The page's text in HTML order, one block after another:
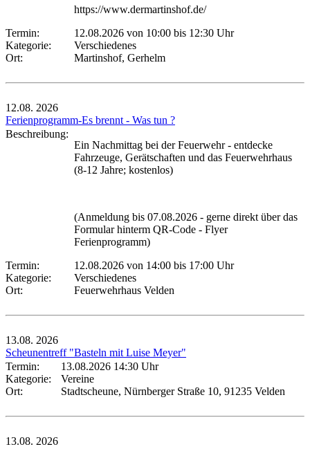
https://www.dermartinshof.de/
Termin:
12.08.2026 von 10:00 bis 12:30 Uhr
Kategorie:
Verschiedenes
Ort:
Martinshof, Gerhelm
12.08. 2026
Ferienprogramm-Es brennt - Was tun ?
Beschreibung:
Ein Nachmittag bei der Feuerwehr - entdecke
Fahrzeuge, Gerätschaften und das Feuerwehrhaus
(8-12 Jahre; kostenlos)
(Anmeldung bis 07.08.2026 - gerne direkt über das
Formular hinterm QR-Code - Flyer
Ferienprogramm)
Termin:
12.08.2026 von 14:00 bis 17:00 Uhr
Kategorie:
Verschiedenes
Ort:
Feuerwehrhaus Velden
13.08. 2026
Scheunentreff "Basteln mit Luise Meyer"
Termin:
13.08.2026 14:30 Uhr
Kategorie:
Vereine
Ort:
Stadtscheune, Nürnberger Straße 10, 91235 Velden
13.08. 2026